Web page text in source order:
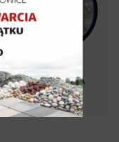
KOSTKA
BRUKOWA